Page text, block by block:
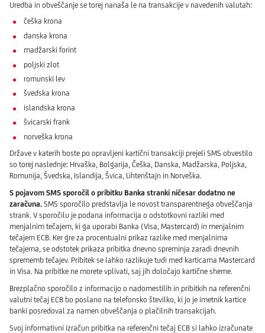
Uredba in obveščanje se torej nanaša le na transakcije v navedenih valutah:
češka krona
danska krona
madžarski forint
poljski zlot
romunski lev
švedska krona
islandska krona
švicarski frank
norveška krona
Države v katerih boste po opravljeni kartični transakciji prejeli SMS obvestilo
so torej naslednje: Hrvaška, Bolgarija, Češka, Danska, Madžarska, Poljska,
Romunija, Švedska, Islandija, Švica, Lihtenštajn in Norveška.
S pojavom SMS sporočil o pribitku Banka stranki ničesar dodatno ne
zaračuna. SMS sporočilo predstavlja le novost transparentnega obveščanja
strank. V sporočilu je podana informacija o odstotkovni razliki med
menjalnim tečajem, ki ga uporabi Banka (Visa, Mastercard) in menjalnim
tečajem ECB. Ker gre za procentualni prikaz razlike med menjalnima
tečajema, se odstotek prikaza pribitka dnevno spreminja zaradi dnevnih
sprememb tečajev. Pribitek se lahko razlikuje tudi med karticama Mastercard
in Visa. Na pribitke ne morete vplivati, saj jih določajo kartične sheme.
Brezplačno sporočilo z informacijo o nadomestilih in pribitkih na referenčni
valutni tečaj ECB bo poslano na telefonsko številko, ki jo je imetnik kartice
banki posredoval za namen obveščanja o plačilnih transakcijah.
Svoj informativni izračun pribitka na referenčni tečaj ECB si lahko izračunate